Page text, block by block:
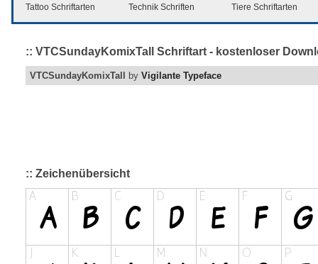
Tattoo Schriftarten
Technik Schriften Tiere Schriftarten
:: VTCSundayKomixTall Schriftart - kostenloser
VTCSundayKomixTall by Vigilante Typeface
:: Zeichenübersicht